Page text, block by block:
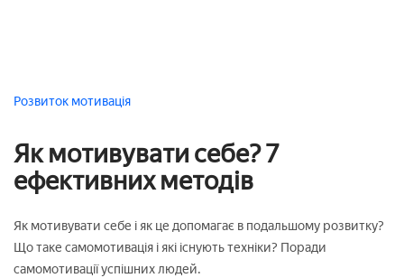
Розвиток мотивація
Як мотивувати себе? 7
ефективних методів
Як мотивувати себе і як це допомагає в подальшому розвитку?
Що таке самомотивація і які існують техніки? Поради
самомотивації успішних людей.